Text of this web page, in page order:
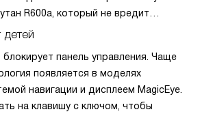
R600a, который не вредит
Компрессор перегоняет его
контуру по принципу насоса. Чем
прибора, тем качественнее
охлаждение, затрачивается
панель управления. Чаще
появляется в моделях
навигации и дисплеем MagicEye.
на клавишу с ключом, чтобы